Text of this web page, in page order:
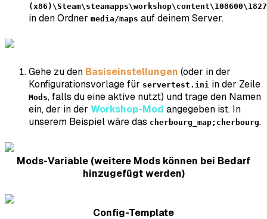
in den Ordner media/maps auf deinem Server.
Gehe zu den Basiseinstellungen (oder in der
Konfigurationsvorlage für servertest.ini in der Zeile
Mods, falls du eine aktive nutzt) und trage den Namen
ein, der in der Workshop-Mod angegeben ist. In
unserem Beispiel wäre das cherbourg_map;cherbourg.
Mods-Variable (weitere Mods können bei Bedarf
hinzugefügt werden)
Config-Template